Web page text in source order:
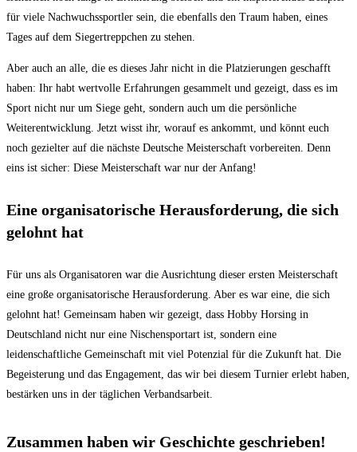
für viele Nachwuchssportler sein, die ebenfalls den Traum haben, eines
Tages auf dem Siegertreppchen zu stehen.
Aber auch an alle, die es dieses Jahr nicht in die Platzierungen geschafft
haben: Ihr habt wertvolle Erfahrungen gesammelt und gezeigt, dass es im
Sport nicht nur um Siege geht, sondern auch um die persönliche
Weiterentwicklung. Jetzt wisst ihr, worauf es ankommt, und könnt euch
noch gezielter auf die nächste Deutsche Meisterschaft vorbereiten. Denn
eins ist sicher: Diese Meisterschaft war nur der Anfang!
Eine organisatorische Herausforderung, die sich
gelohnt hat
Für uns als Organisatoren war die Ausrichtung dieser ersten Meisterschaft
eine große organisatorische Herausforderung. Aber es war eine, die sich
gelohnt hat! Gemeinsam haben wir gezeigt, dass Hobby Horsing in
Deutschland nicht nur eine Nischensportart ist, sondern eine
leidenschaftliche Gemeinschaft mit viel Potenzial für die Zukunft hat. Die
Begeisterung und das Engagement, das wir bei diesem Turnier erlebt haben,
bestärken uns in der täglichen Verbandsarbeit.
Zusammen haben wir Geschichte geschrieben!